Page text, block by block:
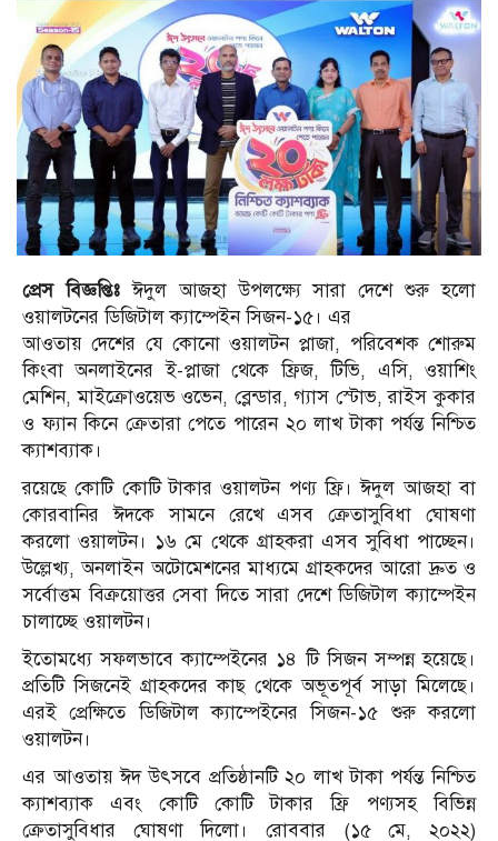
প্রেস বিজ্ঞপ্তিঃঈদুল আজহা উপলক্ষ্যে সারা দেশে শুরু হলো
ওয়ালটনের ডিজিটাল ক্যাম্পেইন সিজন-১৫। এর
আওতায় দেশের যে কোনো ওয়ালটন প্লাজা, পরিবেশক শোরুম
কিংবা অনলাইনের ই-প্লাজা থেকে ফ্রিজ, টিভি, এসি, ওয়াশিং
মেশিন, মাইক্রোওয়েভ ওভেন, ব্লেন্ডার, গ্যাস স্টোভ, রাইস কুকার
ও ফ্যান কিনে ক্রেতারা পেতে পারেন ২০ লাখ টাকা পর্যন্ত নিশ্চিত
ক্যাশব্যাক।
রয়েছে কোটি কোটি টাকার ওয়ালটন পণ্য ফ্রি। ঈদুল আজহা বা
কোরবানির ঈদকে সামনে রেখে এসব ক্রেতাসুবিধা ঘোষণা
করলো ওয়ালটন। ১৬ মে থেকে গ্রাহকরা এসব সুবিধা পাচ্ছেন।
উল্লেখ্য, অনলাইন অটোমেশনের মাধ্যমে গ্রাহকদের আরো দ্রুত ও
সর্বোত্তম বিক্রয়োত্তর সেবা দিতে সারা দেশে ডিজিটাল ক্যাম্পেইন
চালাচ্ছে ওয়ালটন।
ইতোমধ্যে সফলভাবে ক্যাম্পেইনের ১৪ টি সিজন সম্পন্ন হয়েছে।
প্রতিটি সিজনেই গ্রাহকদের কাছ থেকে অভূতপূর্ব সাড়া মিলেছে।
এরই প্রেক্ষিতে ডিজিটাল ক্যাম্পেইনের সিজন-১৫ শুরু করলো
ওয়ালটন।
এর আওতায় ঈদ উৎসবে প্রতিষ্ঠানটি ২০ লাখ টাকা পর্যন্ত নিশ্চিত
ক্যাশব্যাক এবং কোটি কোটি টাকার ফ্রি পণ্যসহ বিভিন্ন
ক্রেতাসুবিধার ঘোষণা দিলো। রোববার (১৫ মে, ২০২২)